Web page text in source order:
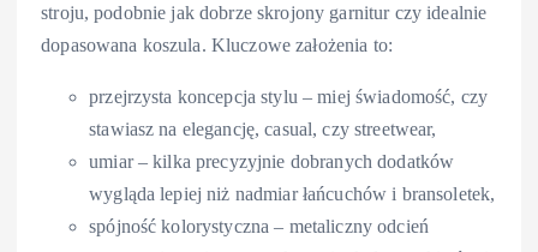
stroju, podobnie jak dobrze skrojony garnitur czy idealnie
dopasowana koszula. Kluczowe założenia to:
przejrzysta koncepcja stylu – miej świadomość, czy
stawiasz na elegancję, casual, czy streetwear,
umiar – kilka precyzyjnie dobranych dodatków
wygląda lepiej niż nadmiar łańcuchów i bransoletek,
spójność kolorystyczna – metaliczny odcień